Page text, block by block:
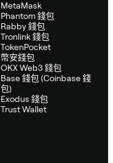
MetaMask
Phantom 錢包
Rabby 錢包
Tronlink 錢包
TokenPocket
幣安錢包
OKX Web3 錢包
Base 錢包 (Coinbase 錢
包)
Exodus 錢包
Trust Wallet